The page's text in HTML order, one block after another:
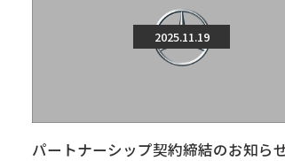
2025.11.19
パートナーシップ契約締結のお知ら